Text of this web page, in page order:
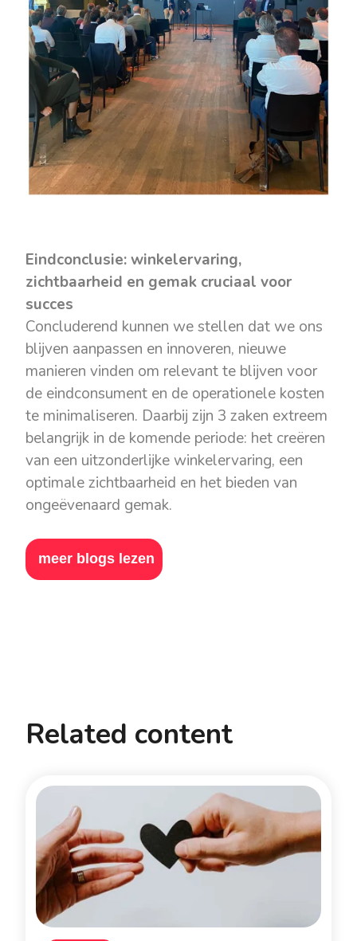
Eindconclusie: winkelervaring,
zichtbaarheid en gemak cruciaal voor
succes
Concluderend kunnen we stellen dat we ons
blijven aanpassen en innoveren, nieuwe
manieren vinden om relevant te blijven voor
de eindconsument en de operationele kosten
te minimaliseren. Daarbij zijn 3 zaken extreem
belangrijk in de komende periode: het creëren
van een uitzonderlijke winkelervaring, een
optimale zichtbaarheid en het bieden van
ongeëvenaard gemak.
meer blogs lezen
Related content